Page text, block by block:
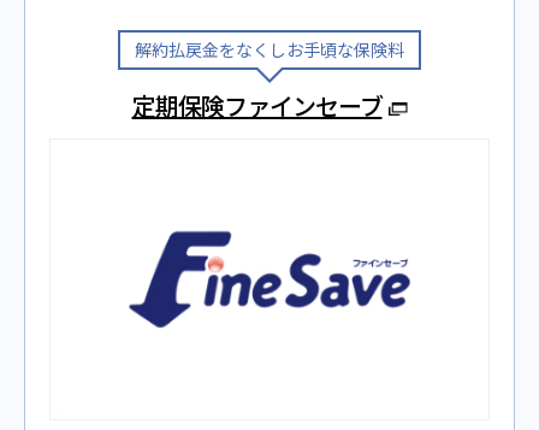
解約払戻金をなくしお手頃な保険料
定期保険ファインセーブ